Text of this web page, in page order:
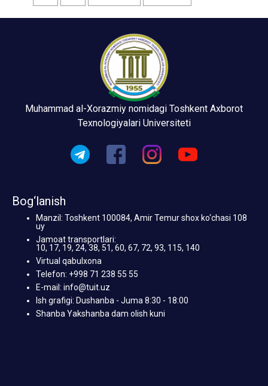
Muhammad al-Xorazmiy nomidagi Toshkent Axborot
Texnologiyalari Universiteti
Bog‘lanish
Manzil: Toshkent 100084, Amir Temur shox ko‘chasi 108
uy
Jamoat transportlari:
10, 17, 19, 24, 38, 51, 60, 67, 72, 93, 115, 140
Virtual qabulxona
Telefon: +998 71 238 55 55
E-mail: info@tuit.uz
Ish grafigi: Dushanba - Juma 8:30 - 18:00
Shanba Yakshanba dam olish kuni